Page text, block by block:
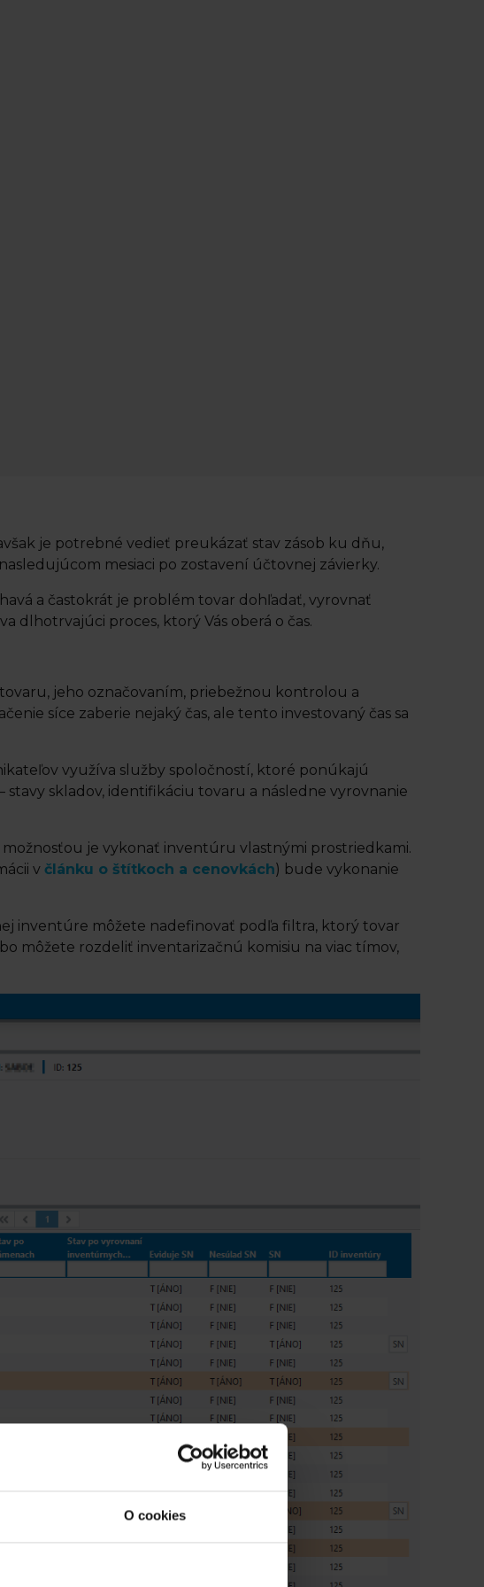
O cookies
je potrebné vedieť preukázať stav zásob ku dňu,
mesiaci po zostavení účtovnej závierky.
a častokrát je problém tovar dohľadať, vyrovnať
dlhotrvajúci proces, ktorý Vás oberá o čas.
jeho označovaním, priebežnou kontrolou a
síce zaberie nejaký čas, ale tento investovaný čas sa
využíva služby spoločností, ktoré ponúkajú
skladov, identifikáciu tovaru a následne vyrovnanie
je vykonať inventúru vlastnými prostriedkami.
v článku o štítkoch a cenovkách) bude vykonanie
inventúre môžete nadefinovať podľa filtra, ktorý tovar
môžete rozdeliť inventarizačnú komisiu na viac tímov,